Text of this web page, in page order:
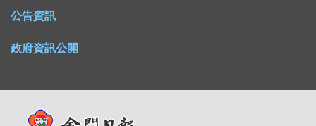
公告資訊
政府資訊公開